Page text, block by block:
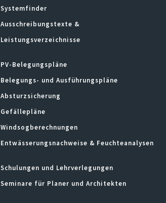
Systemfinder
Ausschreibungstexte &
Leistungsverzeichnisse
PV-Belegungspläne
Belegungs- und Ausführungspläne
Absturzsicherung
Gefällepläne
Windsogberechnungen
Entwässerungsnachweise & Feuchteanalysen
Schulungen und Lehrverlegungen
Seminare für Planer und Architekten